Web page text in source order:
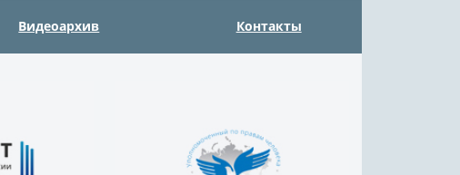
Видеоархив Контакты